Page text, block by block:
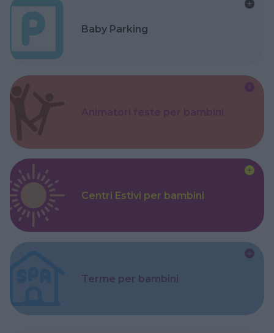
Baby Parking
Centri Estivi per bambini
Terme per bambini